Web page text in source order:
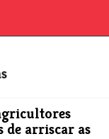
de arriscar as